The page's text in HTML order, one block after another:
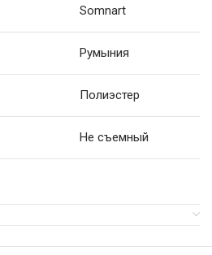
Somnart
Румыния
Полиэстер
Не съемный